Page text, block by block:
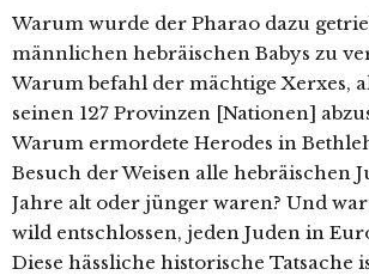
Warum wurde der Pharao dazu
männlichen hebräischen Babys zu
Warum befahl der mächtige Xerxes,
seinen 127 Provinzen [Nationen]
Warum ermordete Herodes in
Besuch der Weisen alle hebräischen
Jahre alt oder jünger waren? Und
wild entschlossen, jeden Juden in
Diese hässliche historische Tatsache